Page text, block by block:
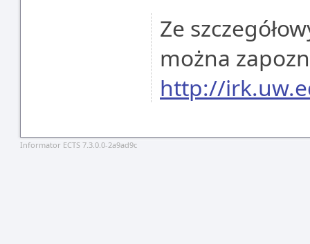
Ze
można
http://
Informator ECTS 7.3.0.0-2a9ad9c